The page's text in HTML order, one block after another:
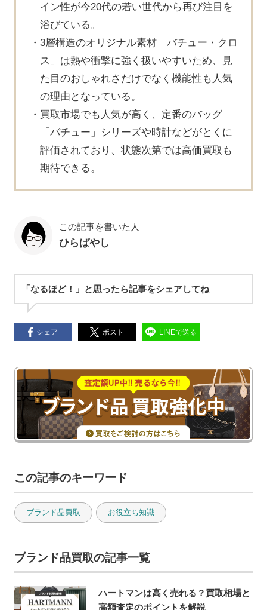
イン性が今20代の若い世代から再び注目を
浴びている。
3層構造のオリジナル素材「バチュー・クロ
ス」は熱や衝撃に強く扱いやすいため、見
た目のおしゃれさだけでなく機能性も人気
の理由となっている。
買取市場でも人気が高く、定番のバッグ
「バチュー」シリーズや時計などがとくに
評価されており、状態次第では高価買取も
期待できる。
この記事を書いた人
ひらばやし
「なるほど！」と思ったら記事をシェアしてね
シェア ポスト LINEで送る
この記事のキーワード
ブランド品買取 お役立ち知識
ブランド品買取の記事一覧
ハートマンは高く売れる？買取相場と
高額査定のポイントを解説